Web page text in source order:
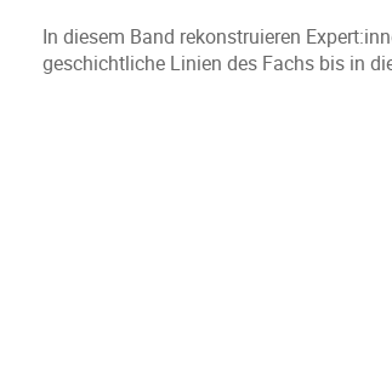
In diesem Band rekonstruieren
geschichtliche Linien des Fachs bis in